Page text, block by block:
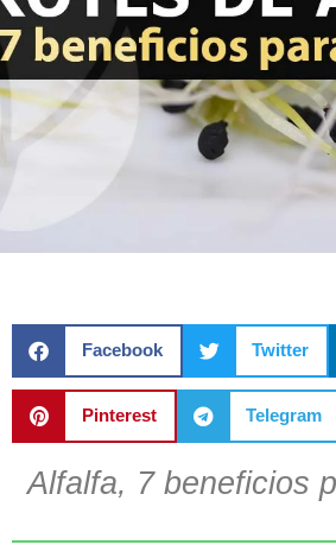
Facebook Twitter
Pinterest Telegram
Alfalfa, 7 beneficios